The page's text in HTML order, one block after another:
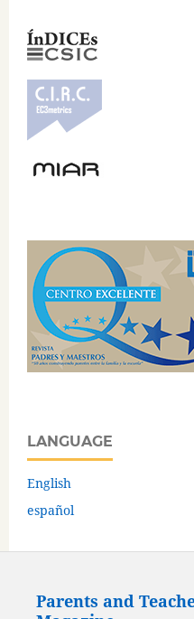
LANGUAGE
English
español
Parents and